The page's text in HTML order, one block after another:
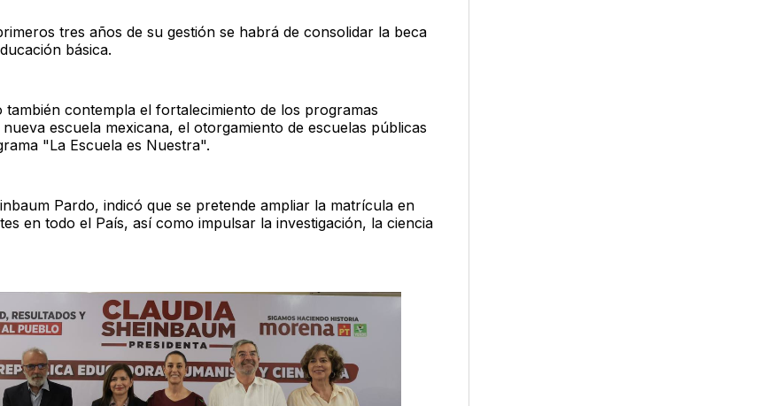
tres años de su gestión se habrá de consolidar la beca
básica.
también contempla el fortalecimiento de los programas
escuela mexicana, el otorgamiento de escuelas públicas
"La Escuela es Nuestra".
Pardo, indicó que se pretende ampliar la matrícula en
en todo el País, así como impulsar la investigación, la ciencia